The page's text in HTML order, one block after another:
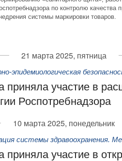
по контролю качества
системы маркировки товаров.
21 марта 2025, пятница
эпидемиологическая
приняла участие в
Роспотребнадзора
10 марта 2025, понедельник
системы здравоохранения.
приняла участие в